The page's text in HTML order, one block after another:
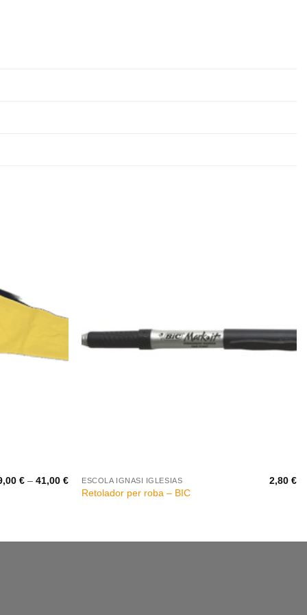
€ – 41,00 €Interval
preus:
ESCOLA IGNASI IGLESIAS
Retolador per roba – BIC
2,80€